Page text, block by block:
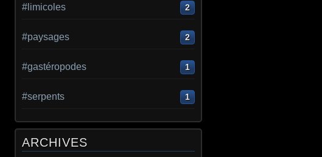
#limicoles 2
#paysages 2
#gastéropodes 1
#serpents 1
ARCHIVES